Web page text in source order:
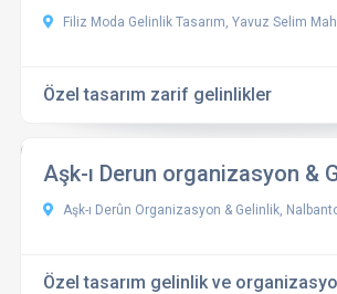
Filiz Moda Gelinlik Tasarım, Yavuz Selim Mahallesi, Mimar Sinan
Özel tasarım zarif gelinlikler
Aşk-ı Derun organizasyon &
Aşk-ı Derûn Organizasyon & Gelinlik, Nalbantoğlu Mahallesi Bademli Sokak Demet Apt.
Özel tasarım gelinlik ve